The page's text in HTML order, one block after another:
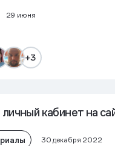
29 июня
+3
кабинет на
30 декабря 2022